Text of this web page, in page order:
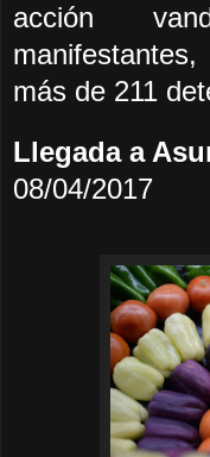
acción
más de 211
Llegada a
08/04/2017